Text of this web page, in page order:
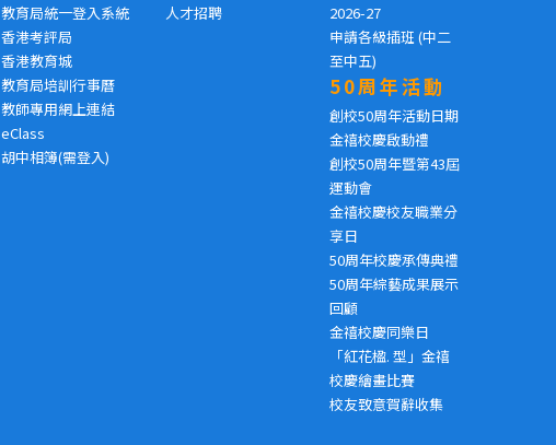
教育局統一登入系統
香港考評局
香港教育城
教育局培訓行事曆
教師專用網上連結
eClass
胡中相簿(需登入)
人才招聘
2026-27
申請各級插班 (中二
至中五)
50周年活動
創校50周年活動日期
金禧校慶啟動禮
創校50周年暨第43屆
運動會
金禧校慶校友職業分
享日
50周年校慶承傳典禮
50周年綜藝成果展示
回顧
金禧校慶同樂日
「紅花楹. 型」金禧
校慶繪畫比賽
校友致意賀辭收集